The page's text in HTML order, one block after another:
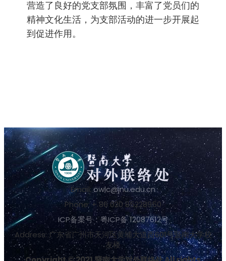
营造了良好的党支部氛围，丰富了党员们的
精神文化生活，为支部活动的进一步开展起
到促进作用。
Email: owlc@jnu.edu.cn
Phone: + 86 020 85228950
ICP备案号：粤ICP备 12087612号
Address: 广东省广州市天河区黄埔大道西601号暨南大学校
友楼